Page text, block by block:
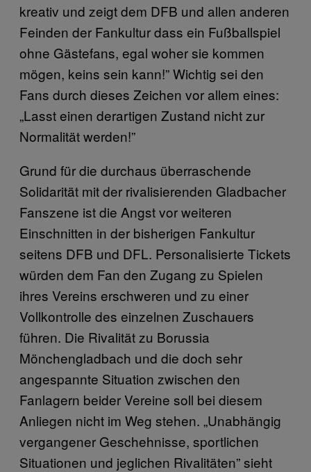
kreativ und zeigt dem DFB und allen anderen
Feinden der Fankultur dass ein Fußballspiel
ohne Gästefans, egal woher sie kommen
mögen, keins sein kann!” Wichtig sei den
Fans durch dieses Zeichen vor allem eines:
„Lasst einen derartigen Zustand nicht zur
Normalität werden!”
Grund für die durchaus überraschende
Solidarität mit der rivalisierenden Gladbacher
Fanszene ist die Angst vor weiteren
Einschnitten in der bisherigen Fankultur
seitens DFB und DFL. Personalisierte Tickets
würden dem Fan den Zugang zu Spielen
ihres Vereins erschweren und zu einer
Vollkontrolle des einzelnen Zuschauers
führen. Die Rivalität zu Borussia
Mönchengladbach und die doch sehr
angespannte Situation zwischen den
Fanlagern beider Vereine soll bei diesem
Anliegen nicht im Weg stehen. „Unabhängig
vergangener Geschehnisse, sportlichen
Situationen und jeglichen Rivalitäten” sieht